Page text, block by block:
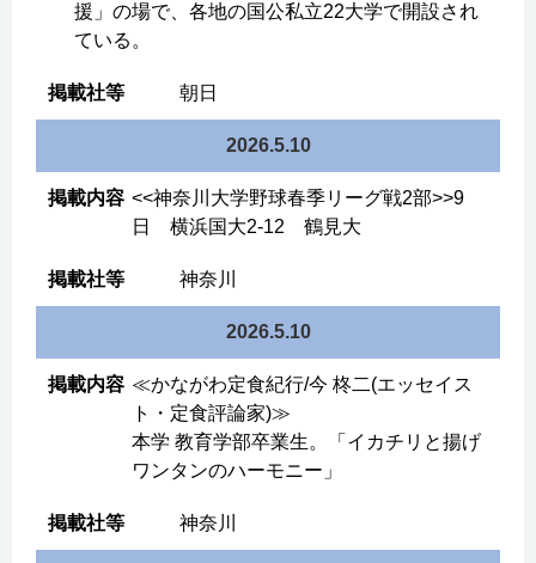
援」の場で、各地の国公私立22大学で開設され
ている。
朝日
2026.5.10
<<神奈川大学野球春季リーグ戦2部>>9
日 横浜国大2-12 鶴見大
神奈川
2026.5.10
≪かながわ定食紀行/今 柊二(エッセイス
ト・定食評論家)≫
本学 教育学部卒業生。「イカチリと揚げ
ワンタンのハーモニー」
神奈川